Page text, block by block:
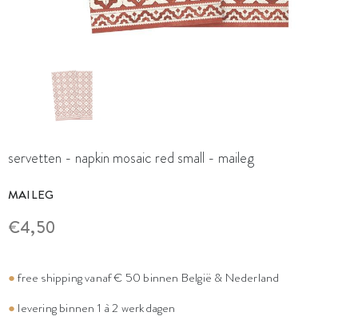
servetten - napkin mosaic red small - maileg
MAILEG
€4,50
●free shipping vanaf € 50 binnen België & Nederland
● levering binnen 1 à 2 werkdagen